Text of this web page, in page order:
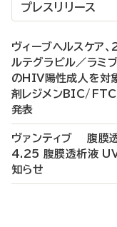
プレスリリース
ヴィーブヘルスケア、
ルテグラビル／ラミ
のHIV陽性成人を対
剤レジメンBIC/
発表
ヴァンティブ 腹膜
4.25 腹膜透析液 UV
知らせ